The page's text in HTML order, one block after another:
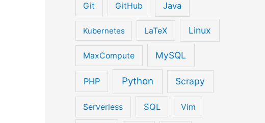
(con)
localhost:3306/leetcode", "root", "root");
Git GitHub Java
Kubernetes LaTeX Linux
MaxCompute MySQL
PHP Python Scrapy
Serverless SQL Vim